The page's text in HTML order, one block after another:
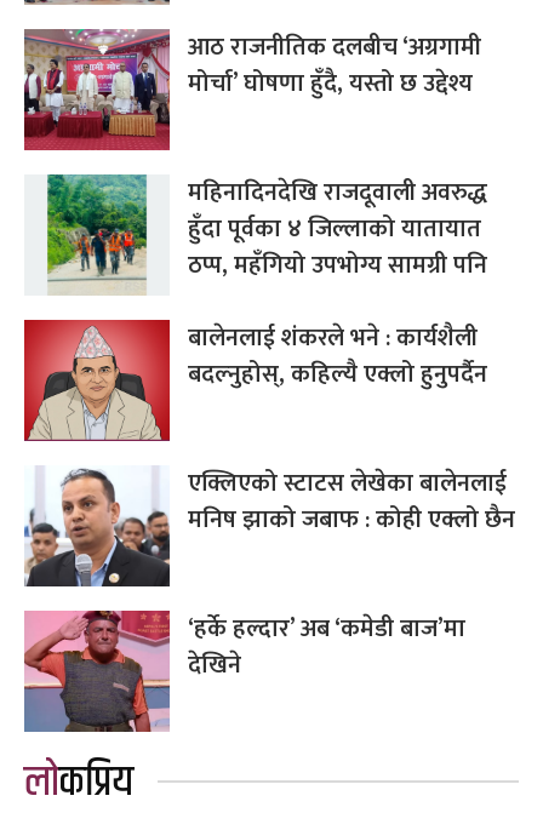
आठ राजनीतिक दलबीच ‘अग्रगामी
मोर्चा’ घोषणा हुँदै, यस्तो छ उद्देश्य
महिनादिनदेखि राजदूवाली अवरुद्ध
हुँदा पूर्वका ४ जिल्लाको यातायात
ठप्प, महँगियो उपभोग्य सामग्री पनि
बालेनलाई शंकरले भने : कार्यशैली
बदल्नुहोस्, कहिल्यै एक्लो हुनुपर्दैन
एक्लिएको स्टाटस लेखेका बालेनलाई
मनिष झाको जबाफ : कोही एक्लो छैन
‘हर्के हल्दार’ अब ‘कमेडी बाज’मा
देखिने
लोकप्रिय